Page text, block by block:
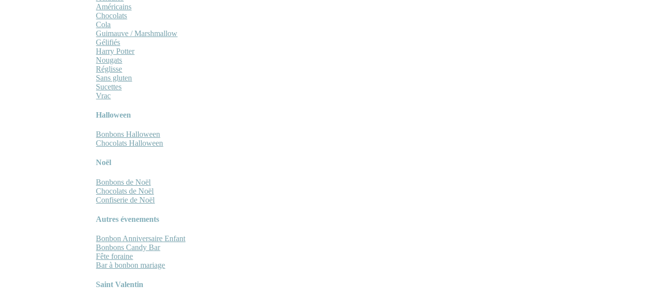
Américains
Chocolats
Cola
Guimauve / Marshmallow
Gélifiés
Harry Potter
Nougats
Réglisse
Sans gluten
Sucettes
Vrac
Halloween
Bonbons Halloween
Chocolats Halloween
Noël
Bonbons de Noël
Chocolats de Noël
Confiserie de Noël
Autres évenements
Bonbon Anniversaire Enfant
Bonbons Candy Bar
Fête foraine
Bar à bonbon mariage
Saint Valentin